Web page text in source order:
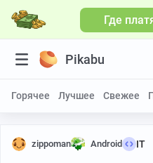
Где
Pikabu
Горячее Лучшее Свежее
zippoman Android IT